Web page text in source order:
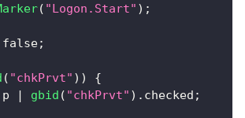
( "Logon.Start" ) ;
false;
( "chkPrvt" ) )
{
p | gbid ( "chkPrvt" ) . checked ;